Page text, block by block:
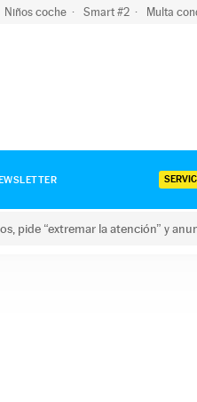
Niños coche Smart #2 Multa
pide “extremar la atención” y